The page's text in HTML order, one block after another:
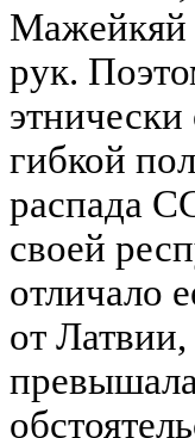
Мажейкяй
рук.
гибкой
распада
своей
отличало
от